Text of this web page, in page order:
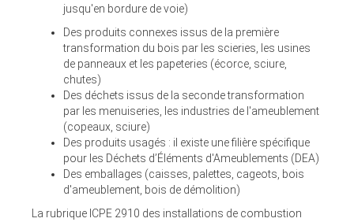
jusqu'en bordure de voie)
Des produits connexes issus de la première
transformation du bois par les scieries, les usines
de panneaux et les papeteries (écorce, sciure,
chutes)
Des déchets issus de la seconde transformation
par les menuiseries, les industries de l'ameublement
(copeaux, sciure)
Des produits usagés : il existe une filière spécifique
pour les Déchets d’Éléments d'Ameublements (DEA)
Des emballages (caisses, palettes, cageots, bois
d'ameublement, bois de démolition)
La rubrique ICPE 2910 des installations de combustion